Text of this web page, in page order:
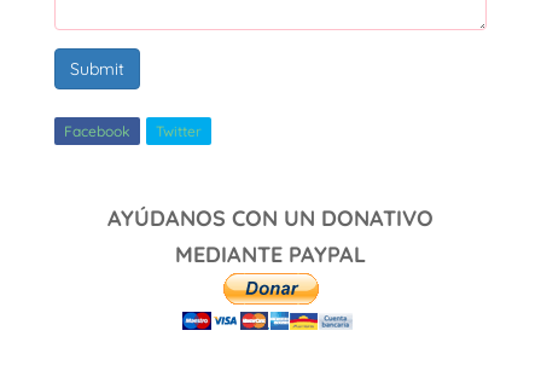
Submit
Facebook Twitter
AYÚDANOS CON UN DONATIVO
MEDIANTE PAYPAL